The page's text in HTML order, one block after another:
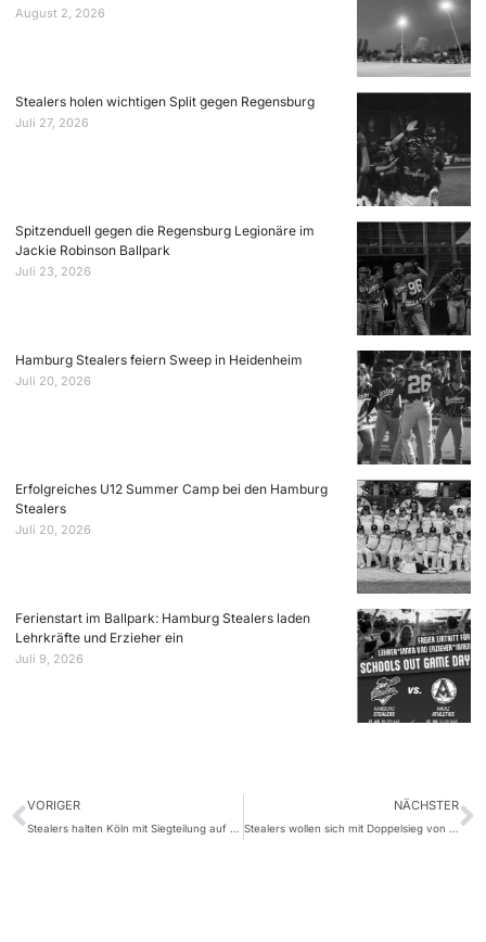
August 2, 2026
Stealers holen wichtigen Split gegen Regensburg
Juli 27, 2026
Spitzenduell gegen die Regensburg Legionäre im
Jackie Robinson Ballpark
Juli 23, 2026
Hamburg Stealers feiern Sweep in Heidenheim
Juli 20, 2026
Erfolgreiches U12 Summer Camp bei den Hamburg
Stealers
Juli 20, 2026
Ferienstart im Ballpark: Hamburg Stealers laden
Lehrkräfte und Erzieher ein
Juli 9, 2026
VORIGER NÄCHSTER